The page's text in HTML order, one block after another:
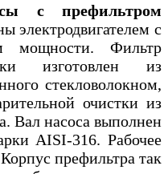
с префильтром
электродвигателем с
мощности. Фильтр
изготовлен из
стекловолокном,
очистки из
Вал насоса выполнен
AISI-316. Рабочее
префильтра так